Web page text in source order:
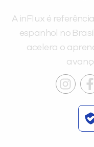
A inFlux é
espanhol no
acelera o